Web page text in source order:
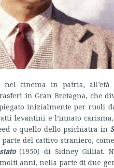
nel cinema in patria,
in Gran Bretagna, che
inizialmente per ruoli
levantini e l’innato
o quello dello psichiatra in
del cattivo straniero,
(1950) di Sidney Gilliat.
molti anni, nella parte di due